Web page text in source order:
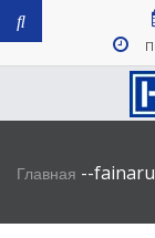
Главная --